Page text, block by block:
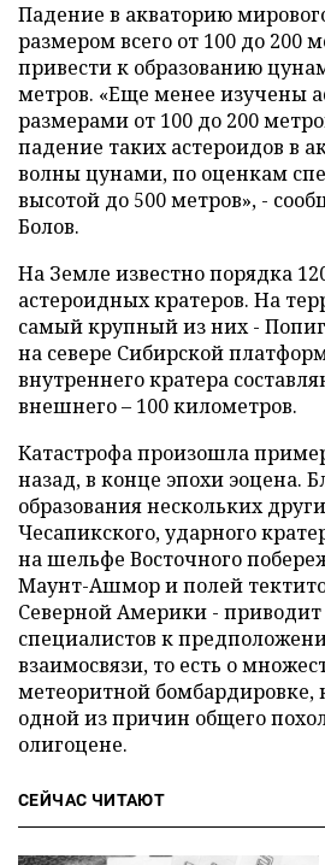
Падение в акваторию
размером всего от 100 до 200
привести к образованию
метров. «Еще менее изучены
размерами от 100 до 200
падение таких астероидов в
волны цунами, по оценкам
высотой до 500 метров», -
Болов.
На Земле известно порядка
астероидных кратеров. На
самый крупный из них -
на севере Сибирской
внутреннего кратера
внешнего – 100 километров.
Катастрофа произошла
назад, в конце эпохи эоцена.
образования нескольких
Чесапикского, ударного
на шельфе Восточного
Маунт-Ашмор и полей
Северной Америки -
специалистов к
взаимосвязи, то есть о
метеоритной бомбардировке,
одной из причин общего
олигоцене.
СЕЙЧАС ЧИТАЮТ